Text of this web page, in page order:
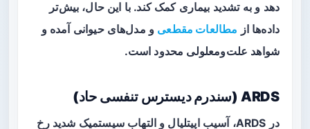
دهد و به تشدید بیماری کمک کند. با این حال، بیش‌تر
داده‌ها از مطالعات مقطعی و مدل‌های حیوانی آمده و
شواهد علت‌ومعلولی محدود است.
ARDS (سندرم دیسترس تنفسی حاد)
در ARDS، آسیب اپیتلیال و التهاب سیستمیک شدید رخ